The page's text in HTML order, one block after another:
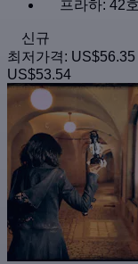
프라하: 42
신규
최저가격: US$56.35
US$53.54